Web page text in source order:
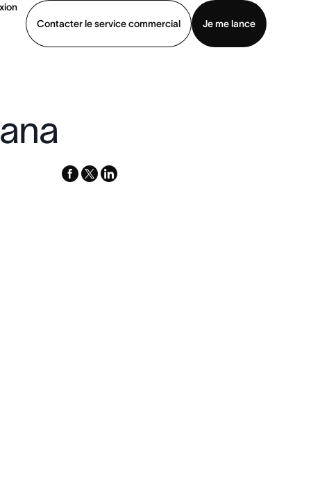
Contacter le service commercial
Je me lance
facebook
x-
linkedin